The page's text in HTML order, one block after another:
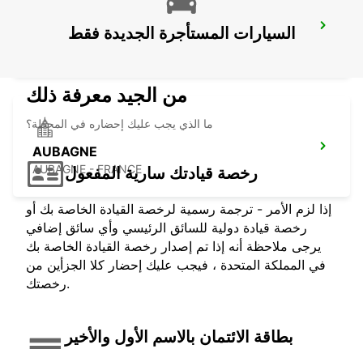
SALON DE PROVENCE -IKC-
AUBAGNE
AUBAGNE - FRANCE
السيارات المستأجرة الجديدة فقط
من الجيد معرفة ذلك
ما الذي يجب عليك إحضاره في المحطة؟
رخصة قيادتك سارية المفعول
إذا لزم الأمر - ترجمة رسمية لرخصة القيادة الخاصة بك أو
رخصة قيادة دولية للسائق الرئيسي وأي سائق إضافي
يرجى ملاحظة أنه إذا تم إصدار رخصة القيادة الخاصة بك
في المملكة المتحدة ، فيجب عليك إحضار كلا الجزأين من
رخصتك.
بطاقة الائتمان بالاسم الأول والأخير